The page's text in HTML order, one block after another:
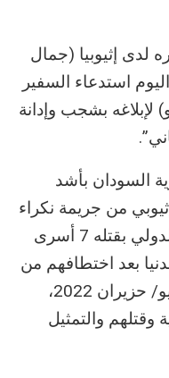
لدى إثيوبيا (جمال
استدعاء السفير
لإبلاغه بشجب وإدانة
السودان بأشد
من جريمة نكراء
تجافي مبادئ القانون الإنساني الدولي بقتله 7 أسرى
بعد اختطافهم من
الأراضي السودانية بتاريخ 22 يونيو/ حزيران 2022،
وقتلهم والتمثيل